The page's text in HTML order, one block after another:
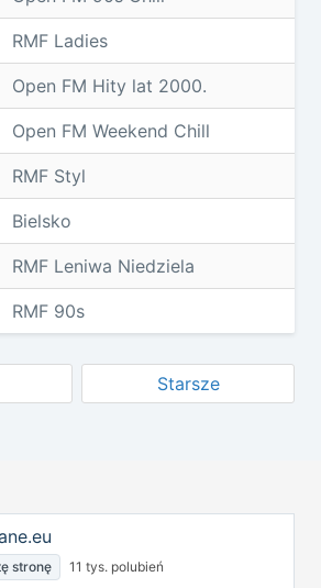
RMF Ladies
Open FM Hity lat 2000.
Open FM Weekend Chill
RMF Styl
Bielsko
RMF Leniwa Niedziela
RMF 90s
Starsze
stronę 11 tys. polubień